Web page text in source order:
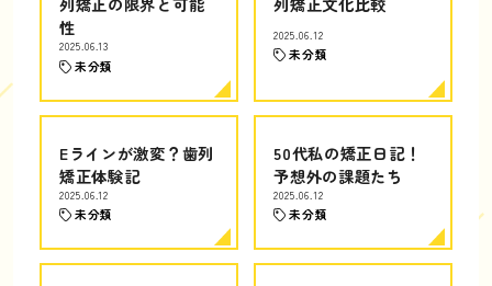
性
2025.06.13
未分類
2025.06.12
未分類
Eラインが激変？歯列
矯正体験記
2025.06.12
未分類
50代私の矯正日記！
予想外の課題たち
2025.06.12
未分類